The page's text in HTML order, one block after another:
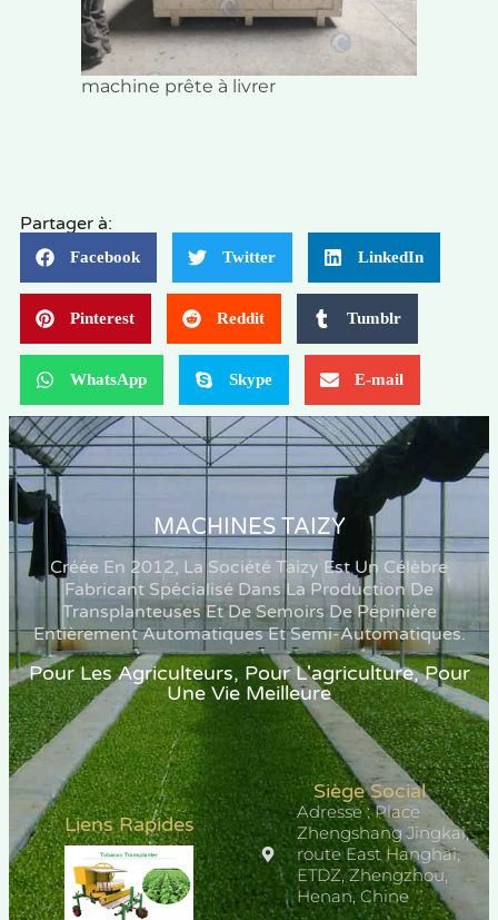
machine prête à livrer
Partager à:
Facebook Twitter LinkedIn
Pinterest Reddit Tumblr
WhatsApp Skype E-mail
MACHINES TAIZY
Créée En 2012, La Société Taizy Est Un Célèbre
Fabricant Spécialisé Dans La Production De
Transplanteuses Et De Semoirs De Pépinière
Entièrement Automatiques Et Semi-Automatiques.
Pour Les Agriculteurs, Pour L'agriculture, Pour
Une Vie Meilleure
Liens Rapides
Siège Social
Adresse : Place
Zhengshang Jingkai,
route East Hanghai,
ETDZ, Zhengzhou,
Henan, Chine